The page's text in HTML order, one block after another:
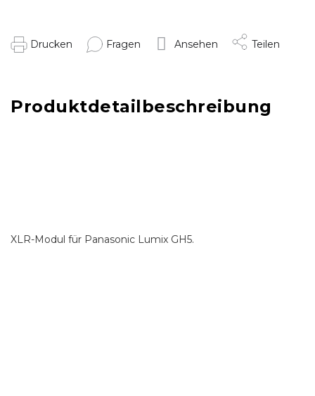
Drucken Fragen Ansehen Teilen
Produktdetailbeschreibung
XLR-Modul für Panasonic Lumix GH5.